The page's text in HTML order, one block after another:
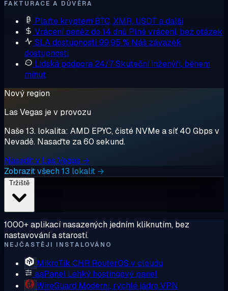
FAKTURACE A DŮVĚRA
Plaťte kryptem BTC, XMR, USDT a další
Vrácení peněz do 14 dnů Plné vrácení, bez otázek
SLA dostupnosti 99,95 % Náš závazek
dostupnosti
Lidská podpora 24/7Skuteční inženýři, během
minut
Nový region
Las Vegas je v provozu
Naše 13. lokalita: AMD EPYC, čisté NVMe a síť 40 Gbps v
Nevadě. Nasaďte za 60 sekund.
Nasadit v Las Vegas →
Zobrazit všech 13 lokalit →
1000+ aplikací nasazených jedním kliknutím, bez
nastavování a starostí.
NEJČASTĚJI INSTALOVÁNO
MikroTik CHR RouterOS v cloudu
aaPanel Lehký hostingový panel
WireGuard Moderní, rychlé jádro VPN